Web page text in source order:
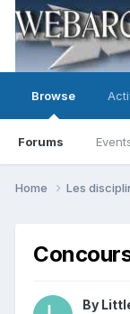
Browse
Forums
Home Les
By